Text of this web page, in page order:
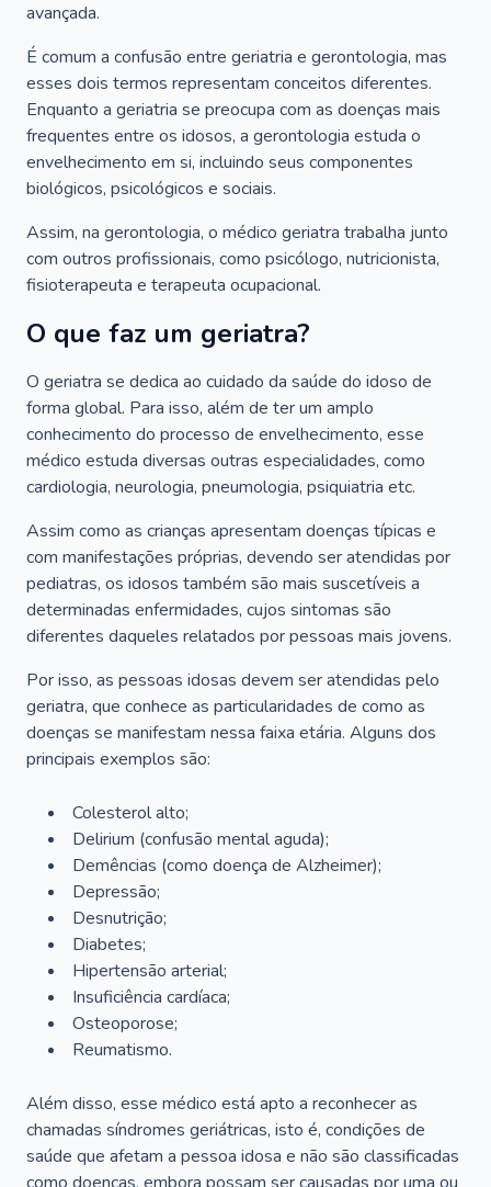
avançada.
É comum a confusão entre geriatria e gerontologia, mas
esses dois termos representam conceitos diferentes.
Enquanto a geriatria se preocupa com as doenças mais
frequentes entre os idosos, a gerontologia estuda o
envelhecimento em si, incluindo seus componentes
biológicos, psicológicos e sociais.
Assim, na gerontologia, o médico geriatra trabalha junto
com outros profissionais, como psicólogo, nutricionista,
fisioterapeuta e terapeuta ocupacional.
O que faz um geriatra?
O geriatra se dedica ao cuidado da saúde do idoso de
forma global. Para isso, além de ter um amplo
conhecimento do processo de envelhecimento, esse
médico estuda diversas outras especialidades, como
cardiologia, neurologia, pneumologia, psiquiatria etc.
Assim como as crianças apresentam doenças típicas e
com manifestações próprias, devendo ser atendidas por
pediatras, os idosos também são mais suscetíveis a
determinadas enfermidades, cujos sintomas são
diferentes daqueles relatados por pessoas mais jovens.
Por isso, as pessoas idosas devem ser atendidas pelo
geriatra, que conhece as particularidades de como as
doenças se manifestam nessa faixa etária. Alguns dos
principais exemplos são:
Colesterol alto;
Delirium (confusão mental aguda);
Demências (como doença de Alzheimer);
Depressão;
Desnutrição;
Diabetes;
Hipertensão arterial;
Insuficiência cardíaca;
Osteoporose;
Reumatismo.
Além disso, esse médico está apto a reconhecer as
chamadas síndromes geriátricas, isto é, condições de
saúde que afetam a pessoa idosa e não são classificadas